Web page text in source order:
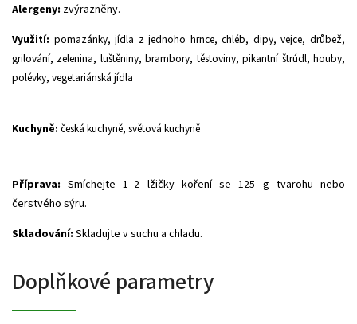
Alergeny: zvýrazněny.
Využití: pomazánky, jídla z jednoho hrnce, chléb, dipy, vejce, drůbež,
grilování, zelenina, luštěniny, brambory, těstoviny, pikantní štrúdl, houby,
polévky, vegetariánská jídla
Kuchyně: česká kuchyně, světová kuchyně
Příprava:Smíchejte 1–2 lžičky koření se 125 g tvarohu nebo
čerstvého sýru.
Skladování: Skladujte v suchu a chladu.
Doplňkové parametry